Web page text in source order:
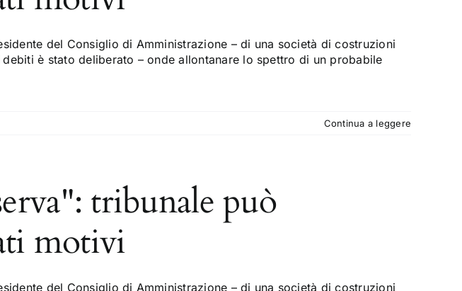
del Consiglio di Amministrazione – di una società di costruzioni
è stato deliberato – onde allontanare lo spettro di un probabile
Continua a leggere
tribunale può
motivi
del Consiglio di Amministrazione – di una società di costruzioni